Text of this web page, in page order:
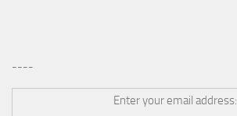
----
Enter your email address: